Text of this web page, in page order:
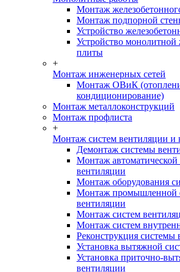
Монтаж
Монтаж подпорной
Устройство
Устройство монолитной
плиты
+
Монтаж инженерных сетей
Монтаж ОВиК
кондиционирование)
Монтаж металлоконструкций
Монтаж профлиста
+
Монтаж систем вентиляции и
Демонтаж системы
Монтаж
вентиляции
Монтаж оборудования
Монтаж промышленной
вентиляции
Монтаж систем
Монтаж систем
Реконструкция системы
Установка вытяжной
Установка приточно-
вентиляции